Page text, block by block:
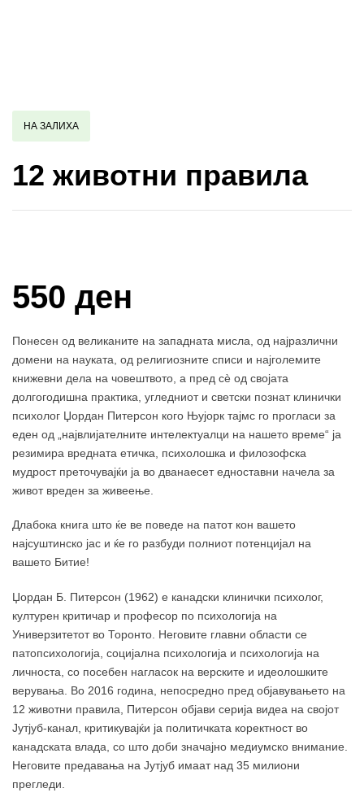
НА ЗАЛИХА
12 животни правила
550 ден
Понесен од великаните на западната мисла, од најразлични
домени на науката, од религиозните списи и најголемите
книжевни дела на човештвото, а пред сè од својата
долгогодишна практика, угледниот и светски познат клинички
психолог Џордан Питерсон кого Њујорк тајмс го прогласи за
еден од „највлијателните интелектуалци на нашето време“ ја
резимира вредната етичка, психолошка и филозофска
мудрост преточувајќи ја во дванаесет едноставни начела за
живот вреден за живеење.
Длабока книга што ќе ве поведе на патот кон вашето
најсуштинско јас и ќе го разбуди полниот потенцијал на
вашето Битие!
Џордан Б. Питерсон (1962) е канадски клинички психолог,
културен критичар и професор по психологија на
Универзитетот во Торонто. Неговите главни области се
патопсихологија, социјална психологија и психологија на
личноста, со посебен нагласок на верските и идеолошките
верувања. Во 2016 година, непосредно пред објавувањето на
12 животни правила, Питерсон објави серија видеа на својот
Јутјуб-канал, критикувајќи ја политичката коректност во
канадската влада, со што доби значајно медиумско внимание.
Неговите предавања на Јутјуб имаат над 35 милиони
прегледи.